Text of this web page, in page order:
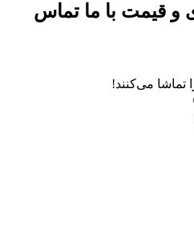
و قیمت با ما تماس
تماشا می‌کنند!